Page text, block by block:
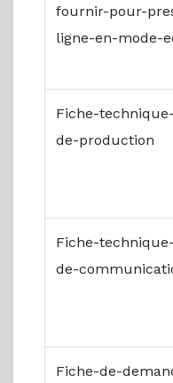
fournir-pour-
ligne-en-mode-
Fiche-
de-production
Fiche-
de-
Fiche-de-